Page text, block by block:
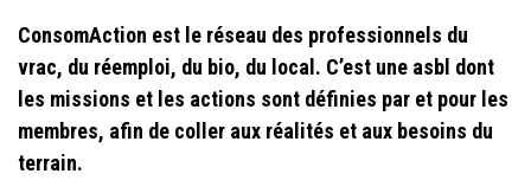
ConsomAction est le réseau des professionnels du
vrac, du réemploi, du bio, du local. C’est une asbl dont
les missions et les actions sont définies par et pour les
membres, afin de coller aux réalités et aux besoins du
terrain.